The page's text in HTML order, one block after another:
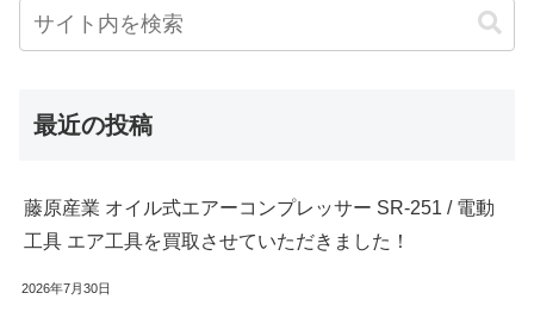
最近の投稿
藤原産業 オイル式エアーコンプレッサー SR-251 / 電動
工具 エア工具を買取させていただきました！
2026年7月30日